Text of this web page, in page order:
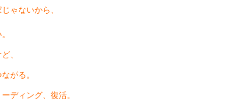
ゃないから、
、
がる。
ディング、復活。